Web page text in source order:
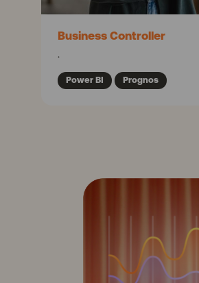
Business Controller
.
Power BI Prognos